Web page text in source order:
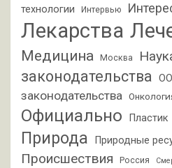
технологии
Интервью
Лекарства
Медицина Москва
законодательства
законодательства
Официально Пластик
Природа Природные
Происшествия Россия